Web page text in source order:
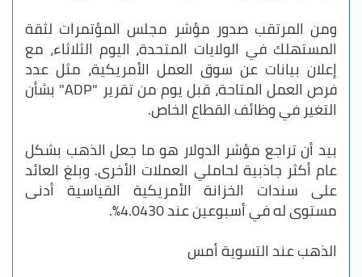
ومن المرتقب صدور مؤشر مجلس المؤتمرات لثقة
المستهلك في الولايات المتحدة، اليوم الثلاثاء، مع
إعلان بيانات عن سوق العمل الأمريكية، مثل عدد
فرص العمل المتاحة، قبل يوم من تقرير "ADP" بشأن
التغير في وظائف القطاع الخاص.
بيد أن تراجع مؤشر الدولار هو ما جعل الذهب بشكل
عام أكثر جاذبية لحاملي العملات الأخرى. وبلغ العائد
على سندات الخزانة الأمريكية القياسية أدنى
مستوى له في أسبوعين عند 4.0430٪.
الذهب عند التسوية أمس